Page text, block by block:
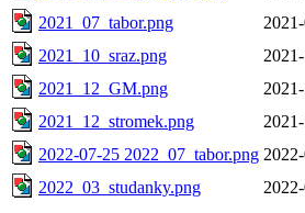
2021_07_tabor.png
2021_10_sraz.png
2021_12_GM.png
2021_12_stromek.png
2022-07-25 2022_07_tabor.png
2022_03_studanky.png